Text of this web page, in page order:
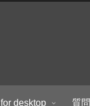
desktop 質